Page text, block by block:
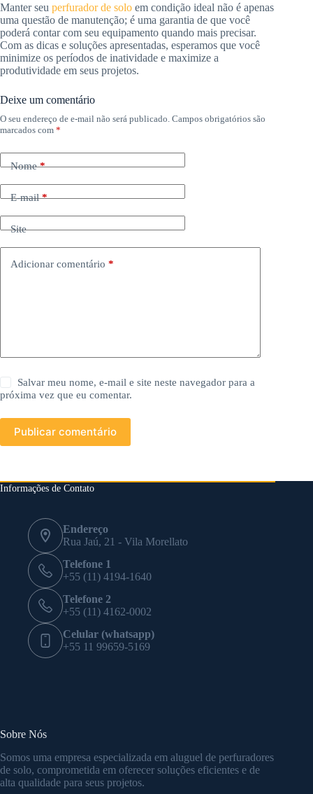
Manter seu perfurador de solo em condição ideal não é apenas
uma questão de manutenção; é uma garantia de que você
poderá contar com seu equipamento quando mais precisar.
Com as dicas e soluções apresentadas, esperamos que você
minimize os períodos de inatividade e maximize a
produtividade em seus projetos.
Deixe um comentário
O seu endereço de e-mail não será publicado. Campos obrigatórios são
marcados com *
Nome*
E-mail*
Site
Adicionar comentário *
Salvar meu nome, e-mail e site neste navegador para a
próxima vez que eu comentar.
Publicar comentário
Informações de Contato
Endereço
Rua Jaú, 21 - Vila Morellato
Telefone 1
+55 (11) 4194-1640
Telefone 2
+55 (11) 4162-0002
Celular (whatsapp)
+55 11 99659-5169
Sobre Nós
Somos uma empresa especializada em aluguel de perfuradores
de solo, comprometida em oferecer soluções eficientes e de
alta qualidade para seus projetos.